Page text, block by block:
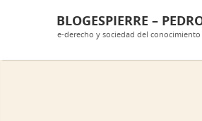
BLOGESPIERRE –
e-derecho y sociedad del conocimiento